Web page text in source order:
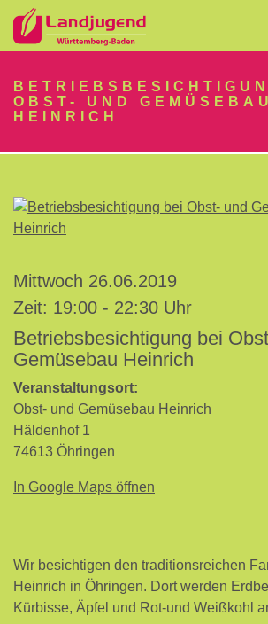
LOGIN
Passwort
vergessen?
Neu
hier?
OBST- UND GEMÜSEBAU
HEINRICH
Mittwoch 26.06.2019
Zeit: 19:00 - 22:30 Uhr
Betriebsbesichtigung bei
Gemüsebau Heinrich
Veranstaltungsort:
Obst- und Gemüsebau Heinrich
Häldenhof 1
74613 Öhringen
In Google Maps öffnen
Wir besichtigen den traditionsreichen
Heinrich in Öhringen. Dort werden
Kürbisse, Äpfel und Rot-und Weißkohl